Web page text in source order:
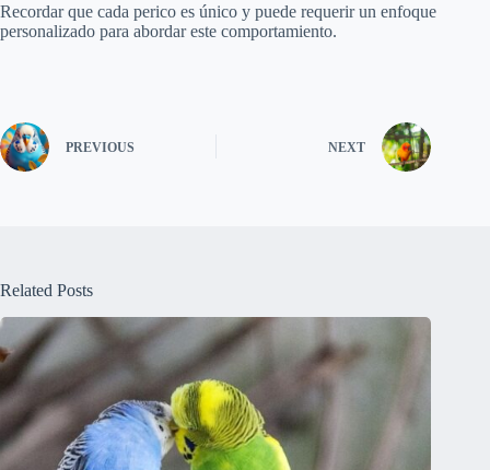
Recordar que cada perico es único y puede requerir un enfoque
personalizado para abordar este comportamiento.
PREVIOUS NEXT
Related Posts